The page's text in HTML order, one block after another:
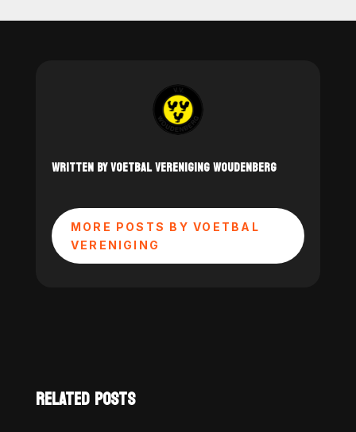
WRITTEN BY VOETBAL VERENIGING WOUDENBERG
MORE POSTS BY VOETBAL
VERENIGING
RELATED POSTS